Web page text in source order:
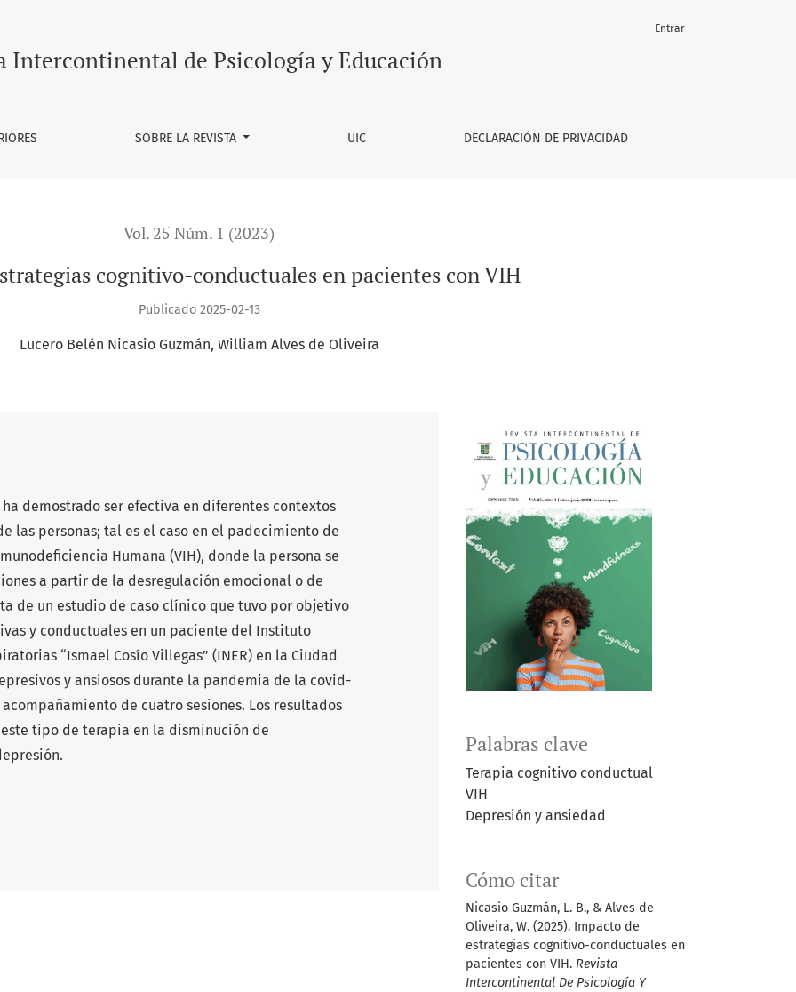
Intercontinental de Psicología y Educación
SOBRE LA REVISTA UIC DECLARACIÓN DE PRIVACIDAD
Entrar
Vol. 25 Núm. 1 (2023)
cognitivo-conductuales en pacientes con VIH
Publicado 2025-02-13
Lucero Belén Nicasio Guzmán William Alves de Oliveira
Palabras clave
Terapia cognitivo conductual
VIH
Depresión y ansiedad
Cómo citar
Nicasio Guzmán, L. B., & Alves de
Oliveira, W. (2025). Impacto de
estrategias cognitivo-conductuales en
pacientes con VIH. Revista
Intercontinental De Psicología Y
demostrado ser efectiva en diferentes contextos
las personas; tal es el caso en el padecimiento de
Humana (VIH), donde la persona se
a partir de la desregulación emocional o de
de un estudio de caso clínico que tuvo por objetivo
y conductuales en un paciente del Instituto
“Ismael Cosío Villegas” (INER) en la Ciudad
y ansiosos durante la pandemia de la covid-
de cuatro sesiones. Los resultados
tipo de terapia en la disminución de